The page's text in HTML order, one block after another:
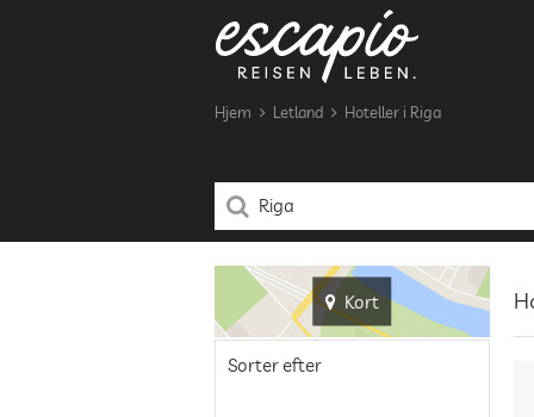
Hjem Letland Hoteller i Riga
Kort
Sorter efter